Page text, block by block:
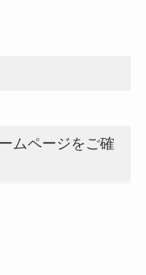
ムページをご確